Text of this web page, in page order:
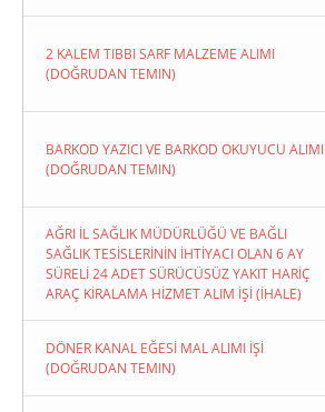
2 KALEM TIBBI SARF MALZEME ALIMI
(DOĞRUDAN TEMIN)
BARKOD YAZICI VE BARKOD OKUYUCU ALIMI
(DOĞRUDAN TEMIN)
AĞRI İL SAĞLIK MÜDÜRLÜĞÜ VE BAĞLI
SAĞLIK TESİSLERİNİN İHTİYACI OLAN 6 AY
SÜRELİ 24 ADET SÜRÜCÜSÜZ YAKIT HARİÇ
ARAÇ KİRALAMA HİZMET ALIM İŞİ (İHALE)
DÖNER KANAL EĞESİ MAL ALIMI İŞİ
(DOĞRUDAN TEMIN)